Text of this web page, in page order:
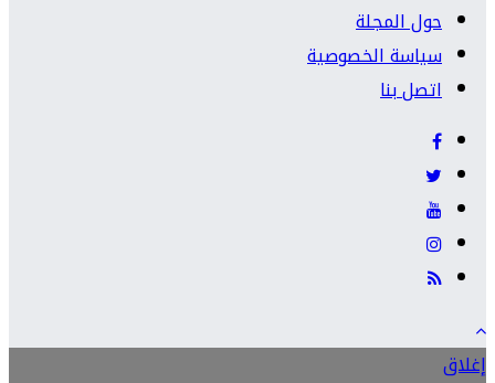
حول المجلة
سياسة الخصوصية
اتصل بنا
إغلاق